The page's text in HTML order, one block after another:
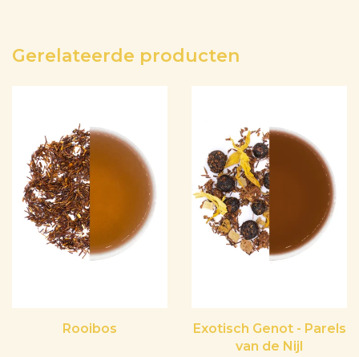
Gerelateerde producten
Rooibos
Exotisch Genot - Parels
van de Nijl